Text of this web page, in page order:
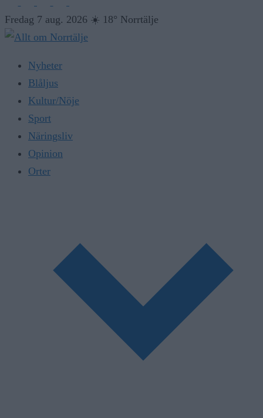
Fredag 7 aug. 2026 ☀️ 18° Norrtälje
Nyheter
Blåljus
Kultur/Nöje
Sport
Näringsliv
Opinion
Orter